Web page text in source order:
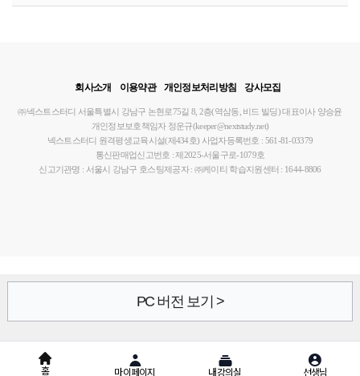
홈 마이페이지 내강의실 선생님
회사소개 이용약관 개인정보처리방침 강사모집
㈜넥스트스터디 서울특별시 강남구 논현로75길 8, 2층(역삼동, 비드 빌딩)대표이사 양승윤
개인정보보호책임자 정운규(keeper@nextstudy.net)
넥스트스터디 원격평생교육시설(제434호) 사업자등록번호 : 561-81-03379
통신판매업신고번호 : 제2025-서울구로-1079호
신고기관명 : 서울시 강남구 호스팅제공자 : ㈜케이티 학습지원센터 : 1644-8806
PC 버전 보기 >